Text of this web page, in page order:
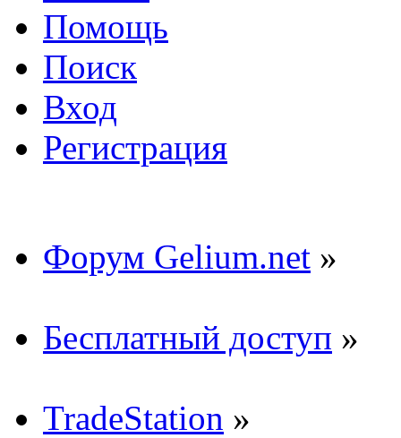
Помощь
Поиск
Вход
Регистрация
Форум Gelium.net »
Бесплатный доступ »
TradeStation »